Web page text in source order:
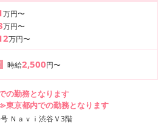
万円〜
万円〜
万円〜
時給2,500円〜
の勤務となります
京都内での勤務となります
Ｎａｖｉ渋谷Ｖ3階